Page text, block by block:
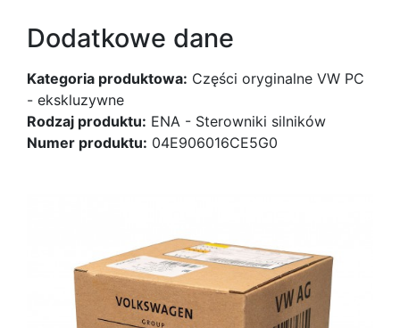
Dodatkowe dane
Kategoria produktowa: Części oryginalne VW PC
- ekskluzywne
Rodzaj produktu: ENA - Sterowniki silników
Numer produktu: 04E906016CE5G0